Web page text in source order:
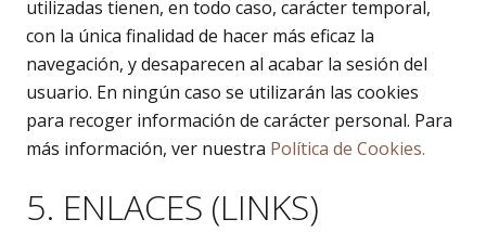
utilizadas tienen, en todo caso, carácter temporal,
con la única finalidad de hacer más eficaz la
navegación, y desaparecen al acabar la sesión del
usuario. En ningún caso se utilizarán las cookies
para recoger información de carácter personal. Para
más información, ver nuestra Política de Cookies.
5. ENLACES (LINKS)